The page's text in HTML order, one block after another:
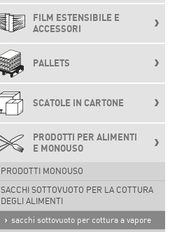
FILM ESTENSIBILE E
ACCESSORI
PALLETS
SCATOLE IN CARTONE
PRODOTTI PER ALIMENTI
E MONOUSO
PRODOTTI MONOUSO
SACCHI SOTTOVUOTO PER LA COTTURA
DEGLI ALIMENTI
sacchi sottovuoto per cottura a vapore